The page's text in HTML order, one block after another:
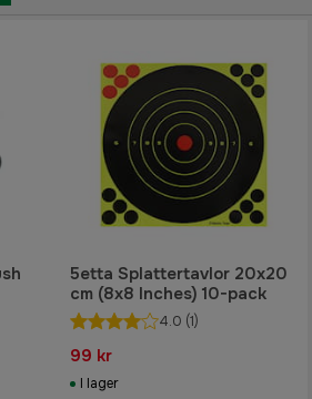
5etta Splattertavlor 20x20
cm (8x8 Inches) 10-pack
4.0 (1)
99 kr
I lager